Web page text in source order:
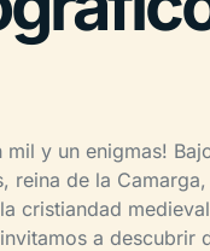
mil y un enigmas!
de la
cristiandad
a descubrir